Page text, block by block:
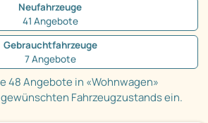
Neufahrzeuge
41 Angebote
Gebrauchtfahrzeuge
7 Angebote
48 Angebote in «Wohnwagen»
Fahrzeugzustands ein.